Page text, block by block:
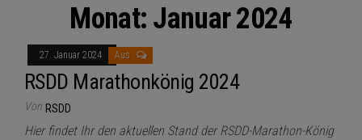
Monat: Januar 2024
27. Januar 2024 Aus
RSDD Marathonkönig 2024
Von RSDD
Hier findet Ihr den aktuellen Stand der RSDD-Marathon-König